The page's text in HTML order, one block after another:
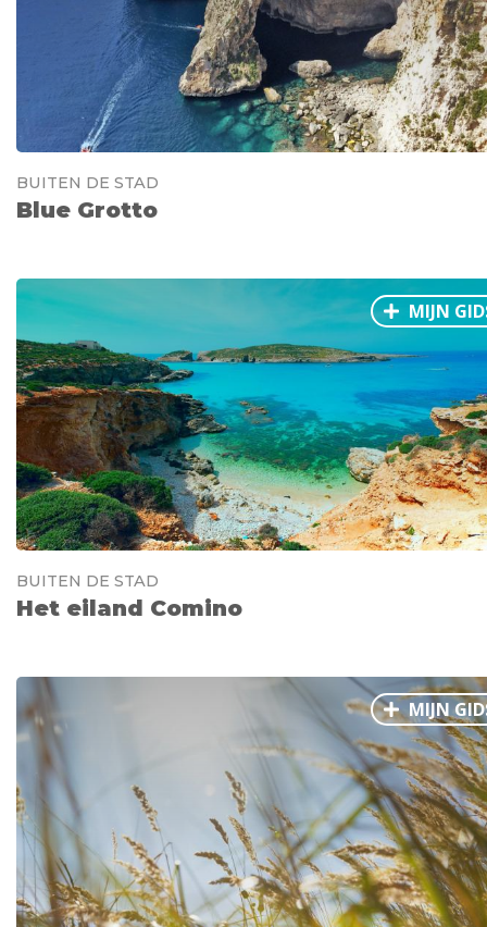
BUITEN DE STAD
Blue Grotto
MIJN
BUITEN DE STAD
Het eiland Comino
MIJN